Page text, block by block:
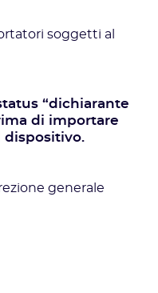
soggetti al
“dichiarante
di importare
dispositivo.
generale